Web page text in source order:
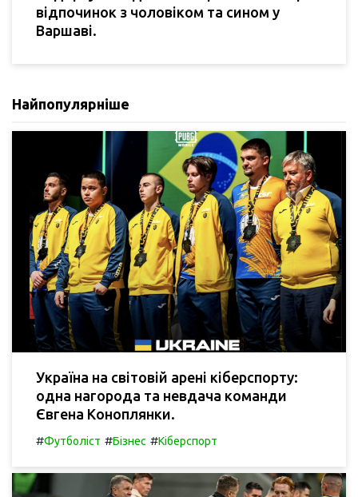
відпочинок з чоловіком та сином у
Варшаві.
Найпопулярніше
Україна на світовій арені кіберспорту:
одна нагорода та невдача команди
Євгена Коноплянки.
#Футболіст #Бізнес #Кіберспорт